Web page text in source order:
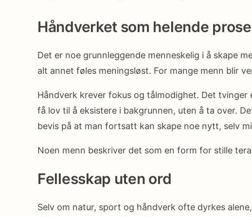
Håndverket som helende
Det er noe grunnleggende menneskelig i å skape
alt annet føles meningsløst. For mange menn blir
Håndverk krever fokus og tålmodighet. Det tvinger
få lov til å eksistere i bakgrunnen, uten å ta over.
bevis på at man fortsatt kan skape noe nytt, selv
Noen menn beskriver det som en form for stille
Fellesskap uten ord
Selv om natur, sport og håndverk ofte dyrkes